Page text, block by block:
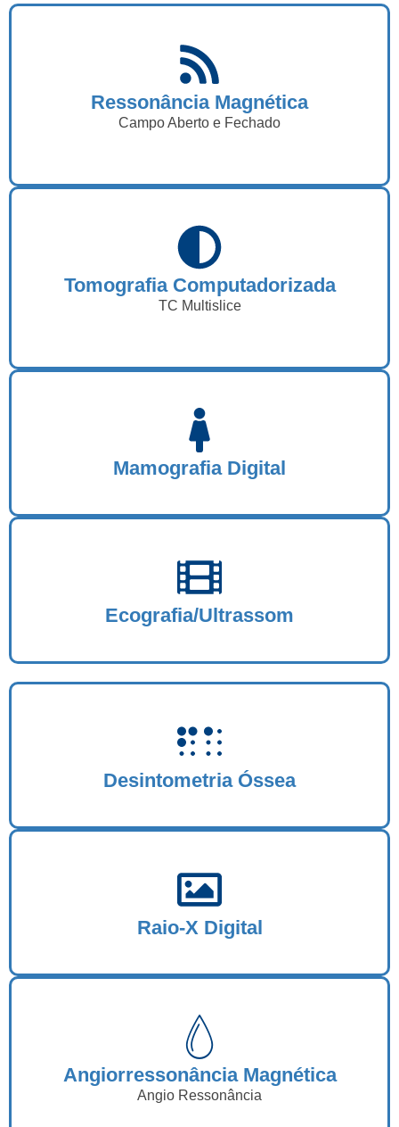
Ressonância Magnética
Campo Aberto e Fechado
Tomografia Computadorizada
TC Multislice
Mamografia Digital
Ecografia/Ultrassom
Desintometria Óssea
Raio-X Digital
Angiorressonância Magnética
Angio Ressonância